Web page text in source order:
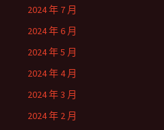
2024 年 7 月
2024 年 6 月
2024 年 5 月
2024 年 4 月
2024 年 3 月
2024 年 2 月